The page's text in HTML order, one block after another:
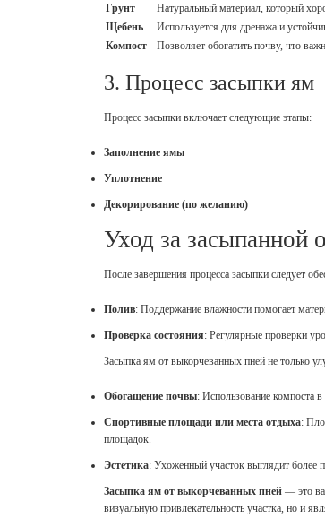
Грунт
Натуральный материал, который
Щебень
Используется для дренажа и
Компост
Позволяет обогатить почву, что
3. Процесс засыпки ям
Процесс засыпки включает следующие этапы:
Заполнение ямы
Уплотнение
Декорирование (по желанию)
Уход за засыпанной
После завершения процесса засыпки следует
Полив: Поддержание влажности помогает
Проверка состояния: Регулярные проверки
Засыпка ям от выкорчеванных пней не только
Обогащение почвы: Использование компоста
Спортивные площади или места отдыха:
площадок.
Эстетика: Ухоженный участок выглядит более
Засыпка ям от выкорчеванных пней — это
визуальную привлекательность участка, но и